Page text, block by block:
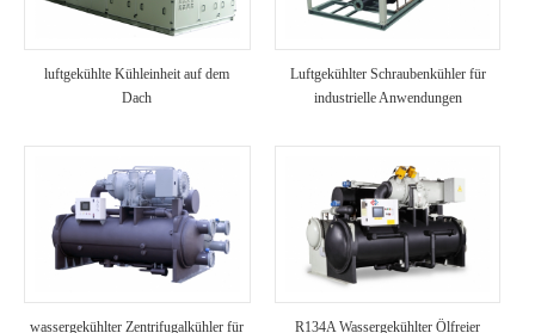
luftgekühlte Kühleinheit auf dem
Dach
Luftgekühlter Schraubenkühler für
industrielle Anwendungen
wassergekühlter Zentrifugalkühler für
R134A Wassergekühlter Ölfreier